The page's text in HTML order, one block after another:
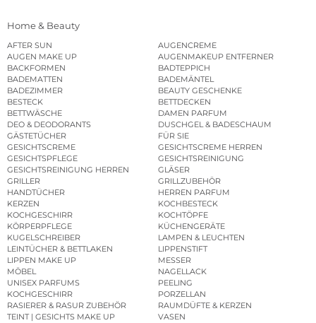
Home & Beauty
AFTER SUN
AUGENCREME
AUGEN MAKE UP
AUGENMAKEUP ENTFERNER
BACKFORMEN
BADTEPPICH
BADEMATTEN
BADEMÄNTEL
BADEZIMMER
BEAUTY GESCHENKE
BESTECK
BETTDECKEN
BETTWÄSCHE
DAMEN PARFUM
DEO & DEODORANTS
DUSCHGEL & BADESCHAUM
GÄSTETÜCHER
FÜR SIE
GESICHTSCREME
GESICHTSCREME HERREN
GESICHTSPFLEGE
GESICHTSREINIGUNG
GESICHTSREINIGUNG HERREN
GLÄSER
GRILLER
GRILLZUBEHÖR
HANDTÜCHER
HERREN PARFUM
KERZEN
KOCHBESTECK
KOCHGESCHIRR
KOCHTÖPFE
KÖRPERPFLEGE
KÜCHENGERÄTE
KUGELSCHREIBER
LAMPEN & LEUCHTEN
LEINTÜCHER & BETTLAKEN
LIPPENSTIFT
LIPPEN MAKE UP
MESSER
MÖBEL
NAGELLACK
UNISEX PARFUMS
PEELING
KOCHGESCHIRR
PORZELLAN
RASIERER & RASUR ZUBEHÖR
RAUMDÜFTE & KERZEN
TEINT | GESICHTS MAKE UP
VASEN